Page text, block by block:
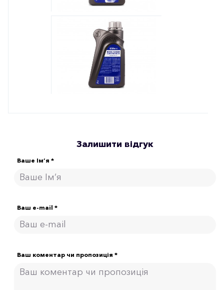
Залишити відгук
Ваше Ім’я *
Ваш e-mail *
Ваш коментар чи пропозиція *